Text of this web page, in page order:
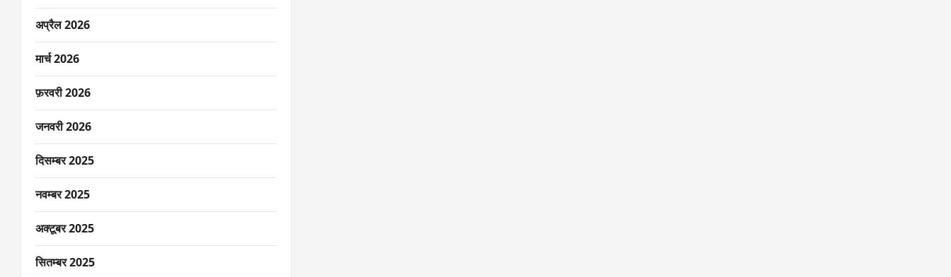
अप्रैल 2026
मार्च 2026
फ़रवरी 2026
जनवरी 2026
दिसम्बर 2025
नवम्बर 2025
अक्टूबर 2025
सितम्बर 2025